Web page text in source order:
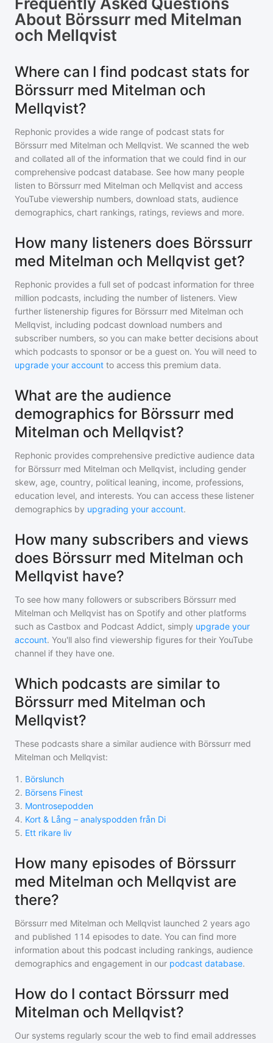
About Börssurr med Mitelman
och Mellqvist
Where can I find podcast stats for
Börssurr med Mitelman och
Mellqvist?
Rephonic provides a wide range of podcast stats for
Börssurr med Mitelman och Mellqvist. We scanned the web
and collated all of the information that we could find in our
comprehensive podcast database. See how many people
listen to Börssurr med Mitelman och Mellqvist and access
YouTube viewership numbers, download stats, audience
demographics, chart rankings, ratings, reviews and more.
How many listeners does Börssurr
med Mitelman och Mellqvist get?
Rephonic provides a full set of podcast information for three
million podcasts, including the number of listeners. View
further listenership figures for Börssurr med Mitelman och
Mellqvist, including podcast download numbers and
subscriber numbers, so you can make better decisions about
which podcasts to sponsor or be a guest on. You will need to
upgrade your account to access this premium data.
What are the audience
demographics for Börssurr med
Mitelman och Mellqvist?
Rephonic provides comprehensive predictive audience data
for Börssurr med Mitelman och Mellqvist, including gender
skew, age, country, political leaning, income, professions,
education level, and interests. You can access these listener
demographics by upgrading your account.
How many subscribers and views
does Börssurr med Mitelman och
Mellqvist have?
To see how many followers or subscribers Börssurr med
Mitelman och Mellqvist has on Spotify and other platforms
such as Castbox and Podcast Addict, simply upgrade your
account. You'll also find viewership figures for their YouTube
channel if they have one.
Which podcasts are similar to
Börssurr med Mitelman och
Mellqvist?
These podcasts share a similar audience with Börssurr med
Mitelman och Mellqvist:
1 . Börslunch
2. Börsens Finest
3. Montrosepodden
4. Kort & Lång – analyspodden från Di
5. Ett rikare liv
How many episodes of Börssurr
med Mitelman och Mellqvist are
there?
Börssurr med Mitelman och Mellqvist launched 2 years ago
and published 114 episodes to date. You can find more
information about this podcast including rankings, audience
demographics and engagement in our podcast database.
How do I contact Börssurr med
Mitelman och Mellqvist?
Our systems regularly scour the web to find email addresses